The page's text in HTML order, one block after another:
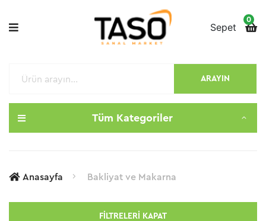
0
Sepet
Tüm Kategoriler
ARAYIN
Anasayfa Bakliyat ve Makarna
FILTRELERI KAPAT